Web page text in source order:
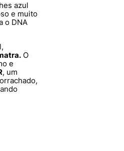
azul
e muito
o DNA
O
e
, um